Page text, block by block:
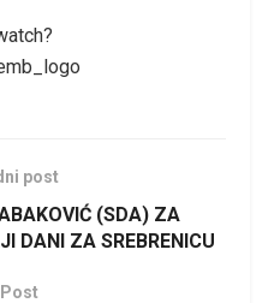
post
(SDA) ZA
DANI ZA SREBRENICU